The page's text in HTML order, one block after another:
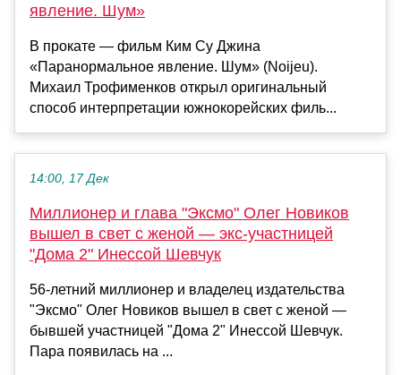
явление. Шум»
В прокате — фильм Ким Су Джина
«Паранормальное явление. Шум» (Noijeu).
Михаил Трофименков открыл оригинальный
способ интерпретации южнокорейских филь...
14:00, 17 Дек
Миллионер и глава "Эксмо" Олег Новиков
вышел в свет с женой — экс-участницей
"Дома 2" Инессой Шевчук
56-летний миллионер и владелец издательства
"Эксмо" Олег Новиков вышел в свет с женой —
бывшей участницей "Дома 2" Инессой Шевчук.
Пара появилась на ...